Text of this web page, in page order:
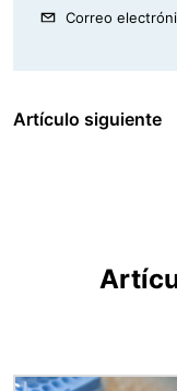
Correo
Artículo siguiente